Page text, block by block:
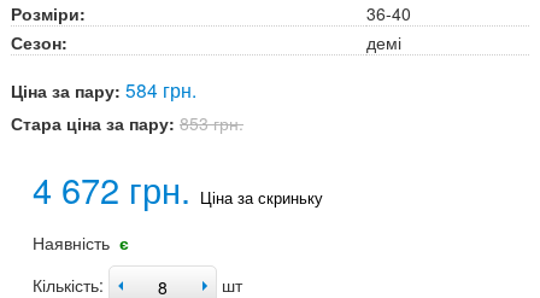
Розміри:
36-40
Сезон:
демі
Ціна за пару: 584 грн.
Стара ціна за пару: 853 грн.
4 672 грн. Ціна за скриньку
Наявність є
Кількість:
шт